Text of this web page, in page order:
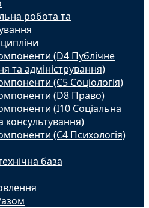
робота та
(D4 Публічне
та адміністрування)
(С5 Соціологія)
(D8 Право)
(I10 Соціальна
консультування)
(С4 Психологія)
база